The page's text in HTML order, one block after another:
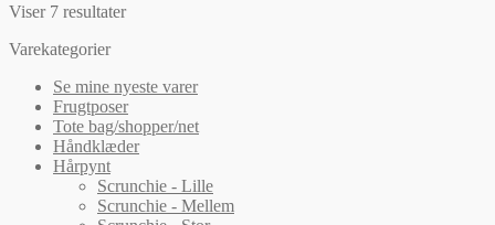
Viser 7 resultater
Varekategorier
Se mine nyeste varer
Frugtposer
Tote bag/shopper/net
Håndklæder
Hårpynt
Scrunchie - Lille
Scrunchie - Mellem